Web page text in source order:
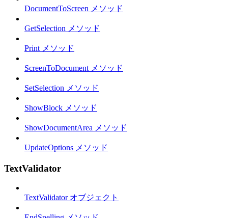
DocumentToScreen メソッド
GetSelection メソッド
Print メソッド
ScreenToDocument メソッド
SetSelection メソッド
ShowBlock メソッド
ShowDocumentArea メソッド
UpdateOptions メソッド
TextValidator
TextValidator オブジェクト